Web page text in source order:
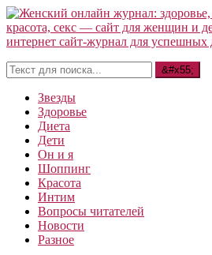
Звезды
Здоровье
Диета
Дети
Он и я
Шоппинг
Красота
Интим
Вопросы читателей
Новости
Разное